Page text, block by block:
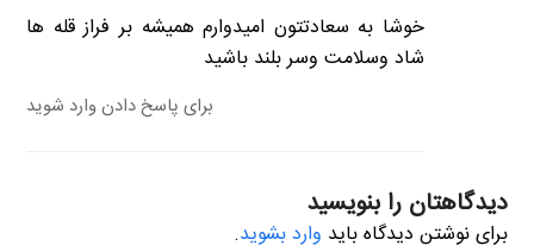
خوشا به سعادتتون امیدوارم همیشه بر فراز قله ها
شاد وسلامت وسر بلند باشید
برای پاسخ دادن وارد شوید
دیدگاهتان را بنویسید
برای نوشتن دیدگاه باید وارد بشوید.